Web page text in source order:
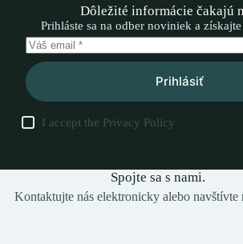
Dôležité informácie čakajú
Prihláste sa na odber noviniek a
Prihlásiť
I accept the Privacy Policy
Spojte sa s nami.
Kontaktujte nás elektronicky alebo navštívte